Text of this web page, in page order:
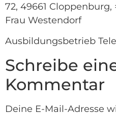
72, 49661 Cloppenburg,
Frau Westendorf
Ausbildungsbetrieb
Schreibe
Kommentar
Deine E-Mail-Adresse